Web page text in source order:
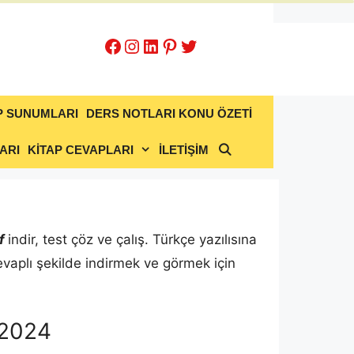
Facebook
Instagram
LinkedIn
Pinterest
Twitter
SUNUMLARI DERS NOTLARI KONU ÖZETİ
KİTAP CEVAPLARI İLETİŞİM
indir, test çöz ve çalış. Türkçe yazılısına
şekilde indirmek ve görmek için